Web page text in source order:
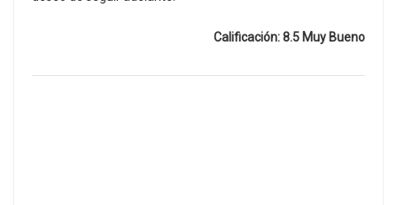
Calificación: 8.5 Muy Bueno